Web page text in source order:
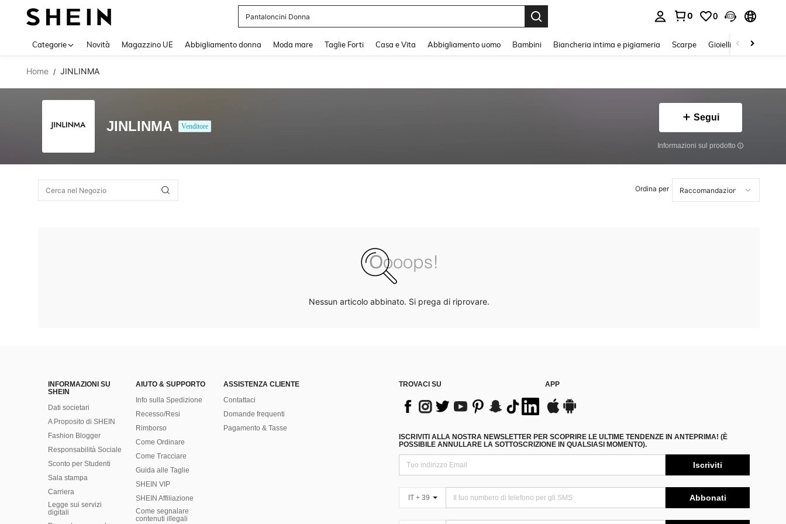
Pantaloncini Donna
0 0
Categorie Novità Magazzino UE Abbigliamento donna Moda mare Taglie Forti Casa e Vita Abbigliamento uomo Bambini Biancheria intima e pigiameria Scarpe Gioielli E Accessori
Home / JINLINMA
JINLINMA Venditore
Segui
Informazioni sul prodotto
Ordina per
Nessun articolo abbinato. Si prega di riprovare.
INFORMAZIONI SU
SHEIN
Dati societari
A Proposito di SHEIN
Fashion Blogger
Responsabilità Sociale
Sconto per Studenti
Sala stampa
Carriera
Legge sui servizi
digitali
AIUTO & SUPPORTO
Info sulla Spedizione
Recesso/Resi
Rimborso
Come Ordinare
Come Tracciare
Guida alle Taglie
SHEIN VIP
SHEIN Affiliazione
Come segnalare
contenuti illegali
ASSISTENZA CLIENTE
Contattaci
Domande frequenti
Pagamento & Tasse
TROVACI SU APP
ISCRIVITI ALLA NOSTRA NEWSLETTER PER SCOPRIRE LE ULTIME TENDENZE IN ANTEPRIMA! (È
POSSIBILE ANNULLARE LA SOTTOSCRIZIONE IN QUALSIASI MOMENTO).
Iscriviti
IT + 39 Abbonati